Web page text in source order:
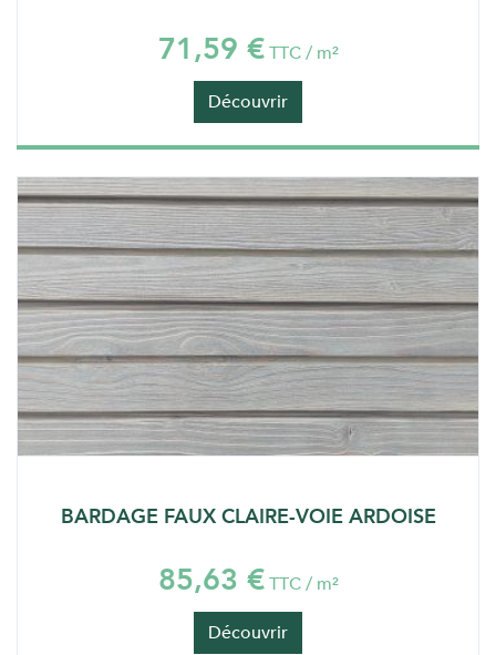
71,59 € TTC / m²
Découvrir
BARDAGE FAUX CLAIRE-VOIE ARDOISE
85,63 € TTC / m²
Découvrir